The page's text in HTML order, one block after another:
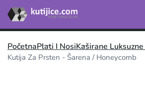
PočetnaPlati I NosiKaširane
Kutija Za Prsten - Šarena / Honeycomb